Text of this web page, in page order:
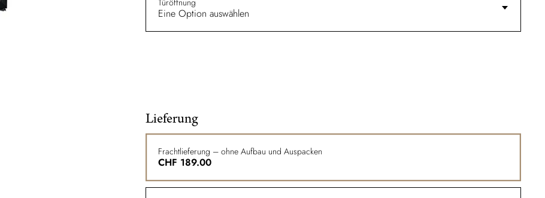
Eine Option auswählen
Lieferung
Frachtlieferung – ohne Aufbau und Auspacken
CHF 189.00